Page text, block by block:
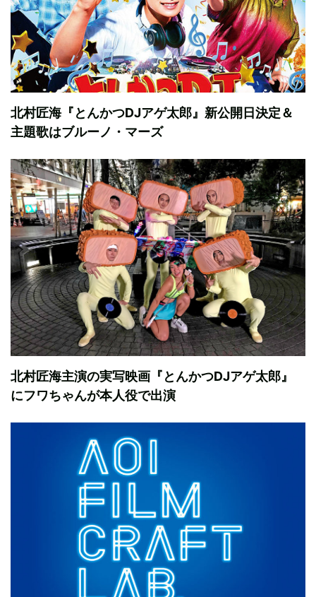
北村匠海『とんかつDJアゲ太郎』新公開日決定＆
主題歌はブルーノ・マーズ
北村匠海主演の実写映画『とんかつDJアゲ太郎』
にフワちゃんが本人役で出演